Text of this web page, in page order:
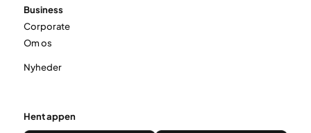
Business
Corporate
Om os
Nyheder
Hent appen